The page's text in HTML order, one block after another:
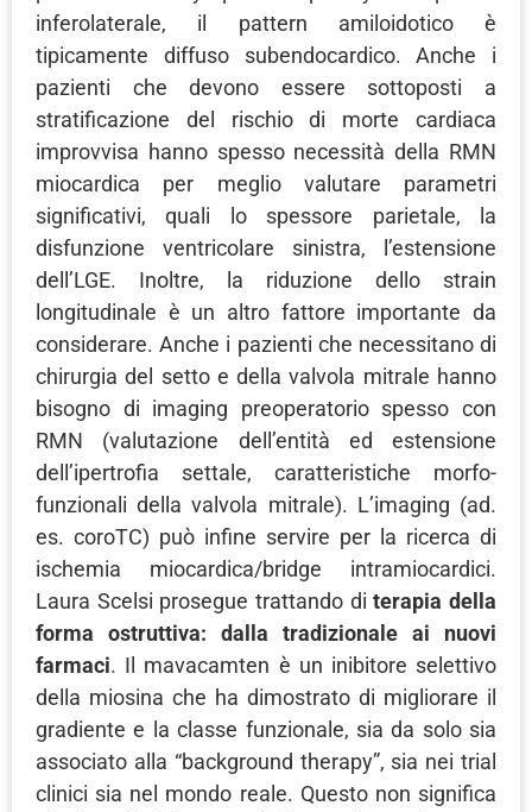
inferolaterale, il pattern amiloidotico è
tipicamente diffuso subendocardico. Anche i
pazienti che devono essere sottoposti a
stratificazione del rischio di morte cardiaca
improvvisa hanno spesso necessità della RMN
miocardica per meglio valutare parametri
significativi, quali lo spessore parietale, la
disfunzione ventricolare sinistra, l’estensione
dell’LGE. Inoltre, la riduzione dello strain
longitudinale è un altro fattore importante da
considerare. Anche i pazienti che necessitano di
chirurgia del setto e della valvola mitrale hanno
bisogno di imaging preoperatorio spesso con
RMN (valutazione dell’entità ed estensione
dell’ipertrofia settale, caratteristiche morfo-
funzionali della valvola mitrale). L’imaging (ad.
es. coroTC) può infine servire per la ricerca di
ischemia miocardica/bridge intramiocardici.
Laura Scelsi prosegue trattando diterapia della
forma ostruttiva: dalla tradizionale ai nuovi
farmaci. Il mavacamten è un inibitore selettivo
della miosina che ha dimostrato di migliorare il
gradiente e la classe funzionale, sia da solo sia
associato alla “background therapy”, sia nei trial
clinici sia nel mondo reale. Questo non significa